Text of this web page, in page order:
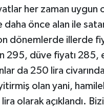
her zaman uygun
daha önce alan ile
dönemlerde illerde
295, düve fiyatı 285,
da 250 lira
yitirmiş olan yani,
olarak açıklandı.